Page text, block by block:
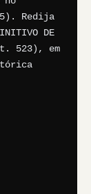
Redija
DE
523), em